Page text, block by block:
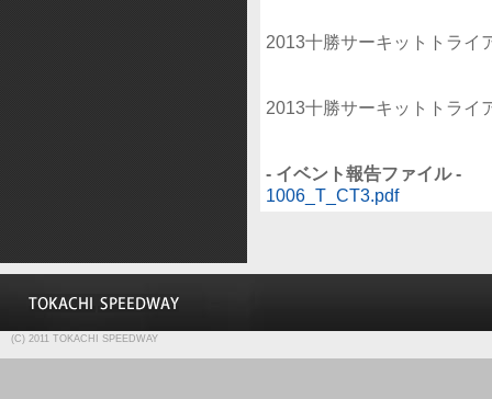
2013十勝サーキットトラ
2013十勝サーキットトラ
- イベント報告ファイル -
1006_T_CT3.pdf
(C) 2011 TOKACHI SPEEDWAY